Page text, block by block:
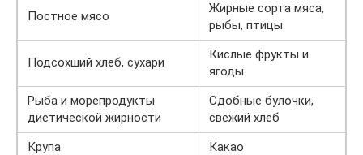
Постное мясо
Жирные сорта мяса,
рыбы, птицы
Подсохший хлеб, сухари
Кислые фрукты и
ягоды
Рыба и морепродукты
диетической жирности
Сдобные булочки,
свежий хлеб
Крупа
Какао